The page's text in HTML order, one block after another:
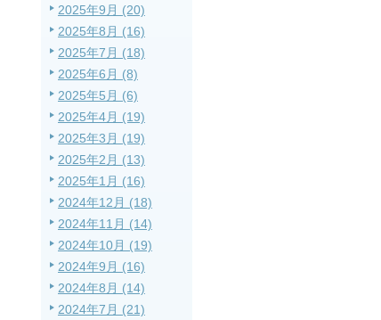
2025年9月 (20)
2025年8月 (16)
2025年7月 (18)
2025年6月 (8)
2025年5月 (6)
2025年4月 (19)
2025年3月 (19)
2025年2月 (13)
2025年1月 (16)
2024年12月 (18)
2024年11月 (14)
2024年10月 (19)
2024年9月 (16)
2024年8月 (14)
2024年7月 (21)